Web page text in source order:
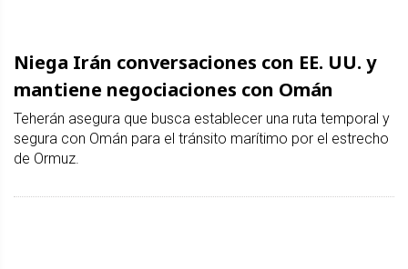
Niega Irán conversaciones con EE. UU. y
mantiene negociaciones con Omán
Teherán asegura que busca establecer una ruta temporal y
segura con Omán para el tránsito marítimo por el estrecho
de Ormuz.